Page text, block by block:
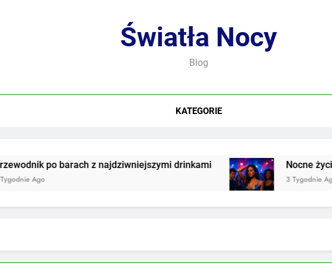
Światła Nocy
Blog
KATEGORIE
po barach z najdziwniejszymi drinkami
Ago
Nocne życie
3 Tygodnie Ago